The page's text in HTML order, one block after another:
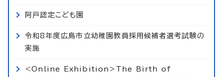
阿戸認定こども園
令和8年度広島市立幼稚園教員採用候補者選考試験の
実施
<Online Exhibition>The Birth of